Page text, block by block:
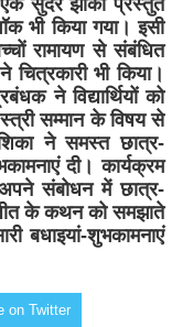
एक सुंदर झांकी प्रस्तुत
भी किया गया। इसी
रामायण से संबंधित
चित्रकारी भी किया।
ने विद्यार्थियों को
सम्मान के विषय से
ने समस्त छात्र-
दी। कार्यक्रम
संबोधन में छात्र-
के कथन को समझाते
बधाइयां-शुभकामनाएं
on Twitter